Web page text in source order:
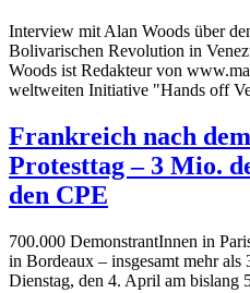
Interview mit Alan Woods über
Bolivarischen Revolution in
Woods ist Redakteur von
weltweiten Initiative "Hands off
Frankreich nach
Protesttag – 3 Mio.
den CPE
700.000 DemonstrantInnen in
in Bordeaux – insgesamt mehr
Dienstag, den 4. April am bislang